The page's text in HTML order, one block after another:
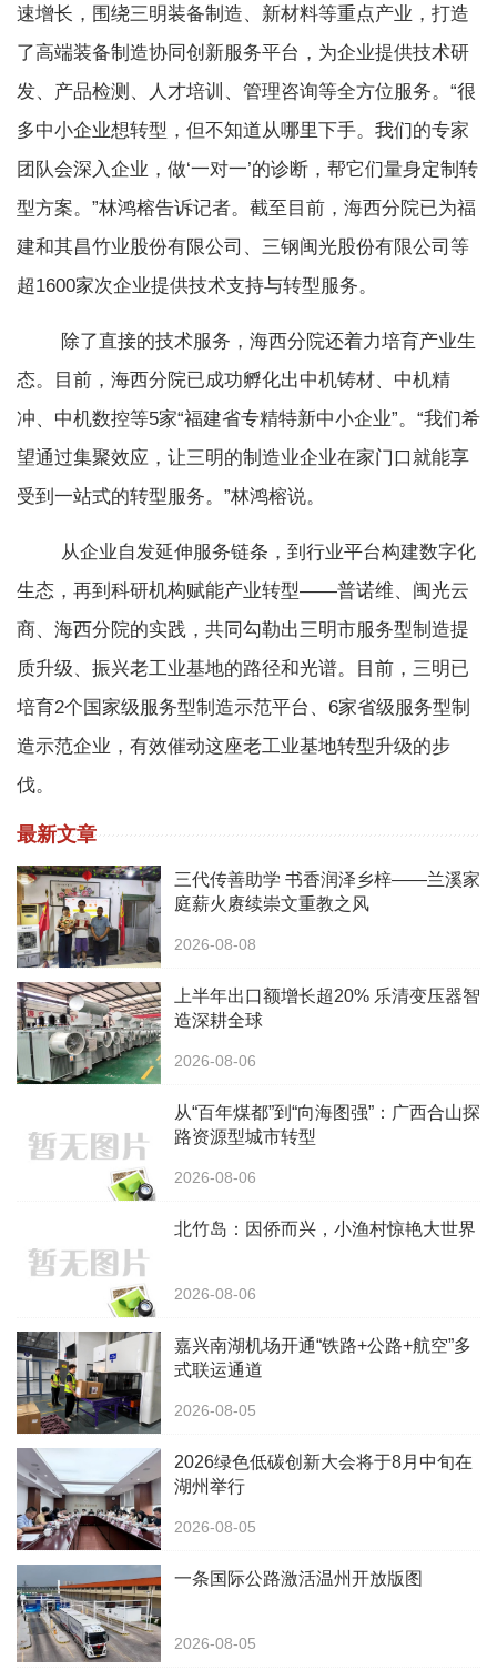
速增长，围绕三明装备制造、新材料等重点产业，打造
了高端装备制造协同创新服务平台，为企业提供技术研
发、产品检测、人才培训、管理咨询等全方位服务。“很
多中小企业想转型，但不知道从哪里下手。我们的专家
团队会深入企业，做‘一对一’的诊断，帮它们量身定制转
型方案。”林鸿榕告诉记者。截至目前，海西分院已为福
建和其昌竹业股份有限公司、三钢闽光股份有限公司等
超1600家次企业提供技术支持与转型服务。
除了直接的技术服务，海西分院还着力培育产业生
态。目前，海西分院已成功孵化出中机铸材、中机精
冲、中机数控等5家“福建省专精特新中小企业”。“我们希
望通过集聚效应，让三明的制造业企业在家门口就能享
受到一站式的转型服务。”林鸿榕说。
从企业自发延伸服务链条，到行业平台构建数字化
生态，再到科研机构赋能产业转型——普诺维、闽光云
商、海西分院的实践，共同勾勒出三明市服务型制造提
质升级、振兴老工业基地的路径和光谱。目前，三明已
培育2个国家级服务型制造示范平台、6家省级服务型制
造示范企业，有效催动这座老工业基地转型升级的步
伐。
最新文章
三代传善助学 书香润泽乡梓——兰溪家
庭薪火赓续崇文重教之风
2026-08-08
上半年出口额增长超20% 乐清变压器智
造深耕全球
2026-08-06
从“百年煤都”到“向海图强”：广西合山探
路资源型城市转型
2026-08-06
北竹岛：因侨而兴，小渔村惊艳大世界
2026-08-06
嘉兴南湖机场开通“铁路+公路+航空”多
式联运通道
2026-08-05
2026绿色低碳创新大会将于8月中旬在
湖州举行
2026-08-05
一条国际公路激活温州开放版图
2026-08-05